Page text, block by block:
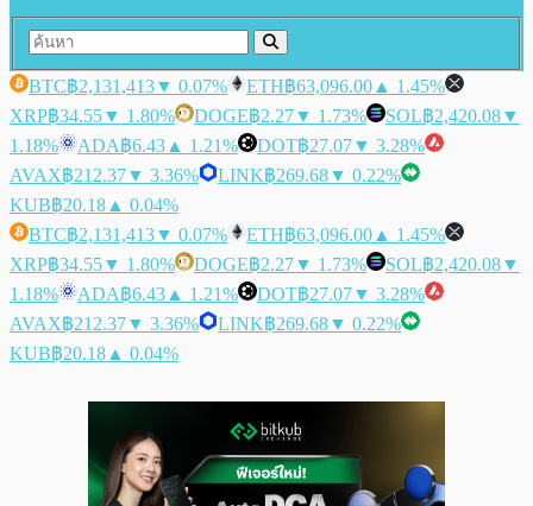
BTC฿2,131,413▼ 0.07% ETH฿63,096.00 ▲ 1.45%
XRP฿34.55▼ 1.80% DOGE฿2.27▼ 1.73% SOL฿2,420.08▼
1.18%
ADA฿6.43 ▲ 1.21% DOT฿27.07▼ 3.28%
AVAX฿212.37▼ 3.36% LINK฿269.68▼ 0.22%
KUB฿20.18 ▲ 0.04%
BTC฿2,131,413▼ 0.07% ETH฿63,096.00 ▲ 1.45%
XRP฿34.55▼ 1.80% DOGE฿2.27▼ 1.73% SOL฿2,420.08▼
1.18%
ADA฿6.43 ▲ 1.21% DOT฿27.07▼ 3.28%
AVAX฿212.37▼ 3.36% LINK฿269.68▼ 0.22%
KUB฿20.18 ▲ 0.04%